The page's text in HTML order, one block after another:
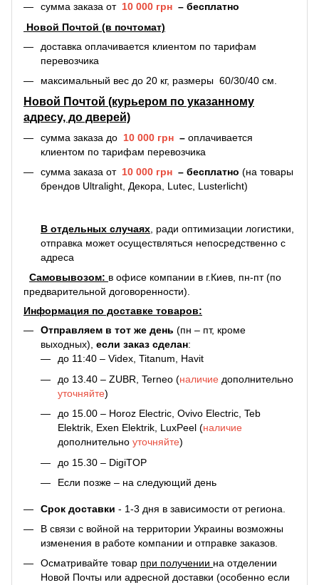
сумма заказа от 10 000 грн – бесплатно
Новой Почтой (в почтомат)
доставка оплачивается клиентом по тарифам
перевозчика
максимальный вес до 20 кг, размеры 60/30/40 см.
Новой Почтой (курьером по указанному
адресу, до дверей)
сумма заказа до 10 000 грн – оплачивается
клиентом по тарифам перевозчика
сумма заказа от 10 000 грн – бесплатно (на товары
брендов Ultralight, Декора, Lutec, Lusterlicht)
В отдельных случаях , ради оптимизации логистики,
отправка может осуществляться непосредственно с
адреса
Самовывозом: в офисе компании в г.Киев, пн-пт (по
предварительной договоренности).
Информация по доставке товаров:
Отправляем в тот же день (пн – пт, кроме
выходных), если заказ сделан:
до 11:40 – Videx, Titanum, Havit
до 13.40 – ZUBR, Terneo (наличие дополнительно
уточняйте)
до 15.00 – Horoz Electric, Ovivo Electric, Teb
Elektrik, Exen Elektrik, LuxPeel (наличие
дополнительно уточняйте)
до 15.30 – DigiTOP
Если позже – на следующий день
Срок доставки - 1-3 дня в зависимости от региона.
В связи с войной на территории Украины возможны
изменения в работе компании и отправке заказов.
Осматривайте товар при получении на отделении
Новой Почты или адресной доставки (особенно если